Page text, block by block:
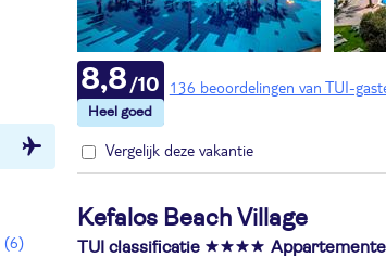
(6)
136 beoordelingen van TUI-
8,8
Vergelijk deze vakantie
Kefalos Beach Village
TUI classificatie